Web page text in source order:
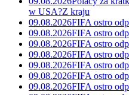
w USA?Z kraju
09.08.2026FIFA ostro
09.08.2026FIFA ostro
09.08.2026FIFA ostro
09.08.2026FIFA ostro
09.08.2026FIFA ostro
09.08.2026FIFA ostro
09.08.2026FIFA ostro